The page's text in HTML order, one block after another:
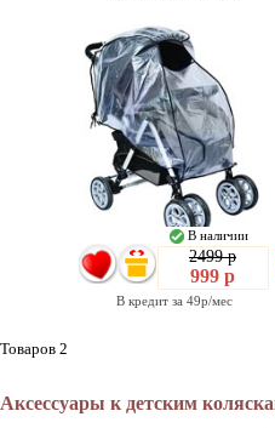
В наличии
2499 р
999 р
В кредит за 49р/мес
Товаров 2
Аксессуары к детским